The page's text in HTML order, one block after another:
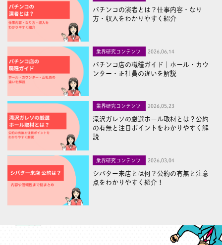
パチンコの演者とは？仕事内容・なり
方・収入をわかりやすく紹介
業界研究コンテンツ 2026,06,14
パチンコ店の職種ガイド｜ホール・カウ
ンター・正社員の違いを解説
業界研究コンテンツ 2026,05,23
滝沢ガレソの厳選ホール取材とは？公約
の有無と注目ポイントをわかりやすく解
説
業界研究コンテンツ 2026,03,04
シバター来店とは何？公約の有無と注意
点をわかりやすく紹介！